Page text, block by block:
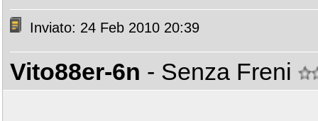
Inviato: 24 Feb 2010 20:39
Vito88er-6n - Senza Freni